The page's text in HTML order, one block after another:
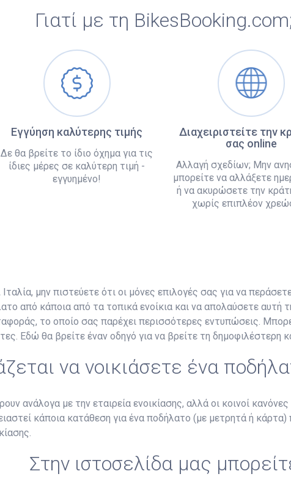
Γιατί με τη
Εγγύηση καλύτερης τιμής
Δε θα βρείτε το ίδιο όχημα για τις
ίδιες μέρες σε καλύτερη τιμή -
εγγυημένο!
Διαχειριστείτε την
σας online
Αλλαγή σχεδίων; Μην
μπορείτε να αλλάξετε
ή να ακυρώσετε την
χωρίς επιπλέον
μην πιστεύετε ότι οι μόνες επιλογές σας για να περάσετε
από κάποια από τα τοπικά ενοίκια και να απολαύσετε αυτή
το οποίο σας παρέχει περισσότερες εντυπώσεις.
Εδώ θα βρείτε έναν οδηγό για να βρείτε τη δημοφιλέστερη
να νοικιάσετε ένα
ανάλογα με την εταιρεία ενοικίασης, αλλά οι κοινοί
κάποια κατάθεση για ένα ποδήλατο (με μετρητά ή
Στην ιστοσελίδα μας